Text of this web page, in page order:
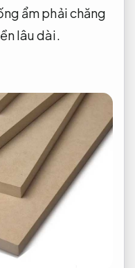
ẩm phải chăng
lâu dài.